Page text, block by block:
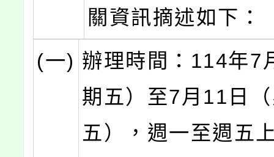
關資訊摘述如下：
(一) 辦理時間：114年7
期五）至7月11日
五），週一至週五